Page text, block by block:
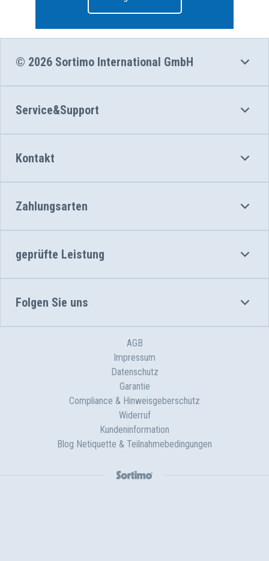
© 2026 Sortimo International GmbH
Service&Support
Kontakt
Zahlungsarten
geprüfte Leistung
Folgen Sie uns
AGB
Impressum
Datenschutz
Garantie
Compliance & Hinweisgeberschutz
Widerruf
Kundeninformation
Blog Netiquette & Teilnahmebedingungen